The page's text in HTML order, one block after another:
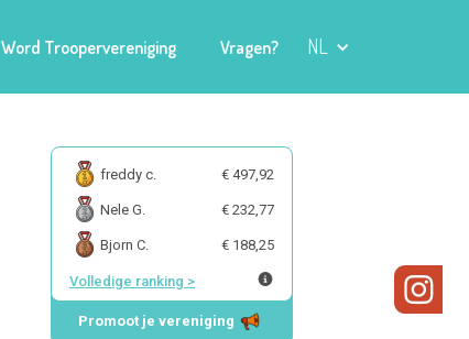
Word Troopervereniging Vragen? NL
freddy c. € 497,92
Nele G. € 232,77
Bjorn C. € 188,25
Volledige ranking >
Promoot je vereniging